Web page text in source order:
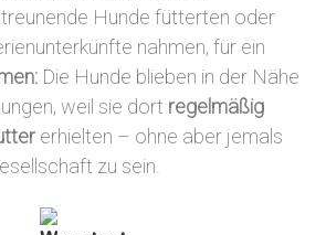
Hunde fütterten oder
nahmen, für ein
Die Hunde blieben in der Nähe
weil sie dort regelmäßig
erhielten – ohne aber jemals
zu sein.